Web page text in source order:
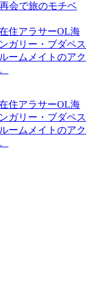
会で旅のモチベ
住アラサーOL海
ガリー・ブダペス
ームメイトのアク
住アラサーOL海
ガリー・ブダペス
ームメイトのアク